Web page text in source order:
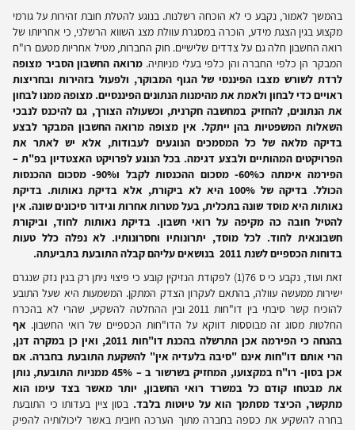
בהמשך לאמור, נקבע כי לא הוכחה רשלנות. בנוגע להטלת חובת זהירות על גורמי
מקצוע בגין הצגת מידע, הוכרה במסגרת עוולת מצג השווא הרשלני, כי אחריותו של
רואה החשבון חלה גם על צדדים שלישיים. חוק החברות, מטיל אחריות מטעם רו"ח
המבקר הן כלפי החברה והן כלפי בעלי מניותיה.מרואה החשבון הסביר מצופה
לרדת לשורש מצבו הפיננסי של הגוף המבוקר, ולפעול בזהירות ובחריצות
ראויים כדי לבחון ולאמת את מהימנות הנתונים הפיננסיים. מצופה ממנו לבחון
את הנתונים, להחזיק במחשבה חקרנית, וכשעולה הצורך, גם להיכנס לנבכי
השאלות המשפטיות בהן ייתקל. אין מצופה מרואה החשבון המבקר לבצע
בדיקה מלאה של כל המסמכים הנוגעים לעבודות, אלא יש לאתר את
הפרויקטים המהותיים ולבצע דגימה. בכל הנוגע לפרויקט האצטדיון בפ"ת –
הפירמה אימתה כ60%- מסכום ההכנסות לקבל ו90%- מסכום ההכנסות
הכולל. בדיקה של 100% היא לא ביקורת, אלא בדיקת נאותות. בדיקת
נאותות היא מוסד שונה בתכלית, בעל מטרות אחרות וגידור סיכונים שונה. אין
להטיל חובה כה מקיפה על רואי חשבון. בדיקת נאותות לחוד, וביקורת
חשבונאית לחוד. לכל מוסד, יתרונותיו וחסרונותיו. לא נפלה כלל טעות
בדוחות הכספיים לשנת 2011 בנושאים עליהם קבלה התובעת בתביעתה.
זאת ועוד, נקבע כי ס 76(1) לפקודת הנזיקין קובע כי פיצוי ניתן רק בגין נזק שנגרם
ישירות ממעשה עוולה, בהתאם לעקרון הצדק המתקן. המשמעות היא שעל התובע
להוכיח קשר סיבתי בין דו"חות 2011 ובין ההחלטה להשקיע, שהרי לא בהכרח
החלטות מסוג זה מבוססות דווקא על הדו"חות הכספיים של רואי החשבון. אף
בהנחה כי הפירמה אכן התרשלה בהכנת דו"חות 2011, ואין כן במקרה דנן,
הרי אותם דו"חות אינם "סיבה בלעדיה אין" להשקעת התובעת בחברה. אם
אכן בסון- רו"ח במקצועו, המחזיק בשרשור ב – 45% ממניות התובעת, נותן
את מבטחו קודם כל במשרד רואי החשבון, יותר מאשר בצד עימו הוא
מתקשר, הכיצד מסתמך הוא על טיוטות בלבד. בסון ציין בעדותו כי התובעת
בחרה להשקיע את כספה בחברה מתוך הערכה חיובית באשר ליכולותיה להפיק